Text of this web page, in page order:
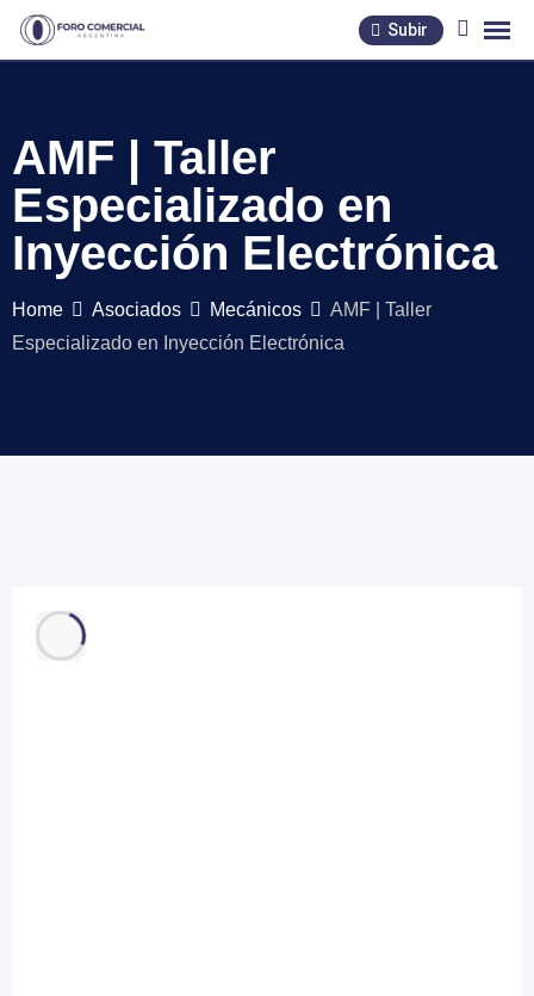
Skip
Subir
AMF | Taller
Especializado en
Inyección Electrónica
Home Asociados Mecánicos
AMF | Taller
Especializado en Inyección Electrónica